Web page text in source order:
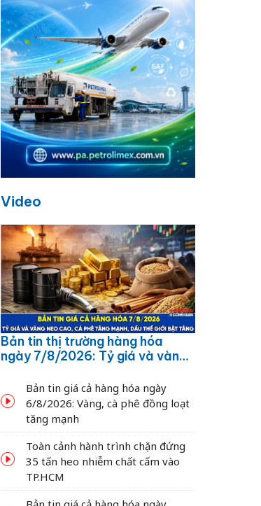
Video
Bản tin thị trường hàng hóa
ngày 7/8/2026: Tỷ giá và vàng
dầu thế giới bật tăng
Bản tin giá cả hàng hóa ngày
6/8/2026: Vàng, cà phê đồng loạt
tăng mạnh
Toàn cảnh hành trình chặn đứng
35 tấn heo nhiễm chất cấm vào
TP.HCM